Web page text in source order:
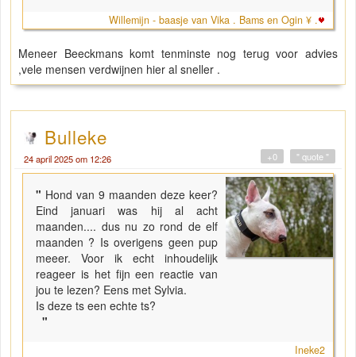
Willemijn - baasje van Vika . Bams en Ogin ¥ .
Meneer Beeckmans komt tenminste nog terug voor advies
,vele mensen verdwijnen hier al sneller .
Bulleke
24 april 2025 om 12:26 " quote "
+0
" Hond van 9 maanden deze keer?
Eind januari was hij al acht
maanden.... dus nu zo rond de elf
maanden ? Is overigens geen pup
meeer. Voor ik echt inhoudelijk
reageer is het fijn een reactie van
jou te lezen? Eens met Sylvia.
Is deze ts een echte ts?
"
Ineke2